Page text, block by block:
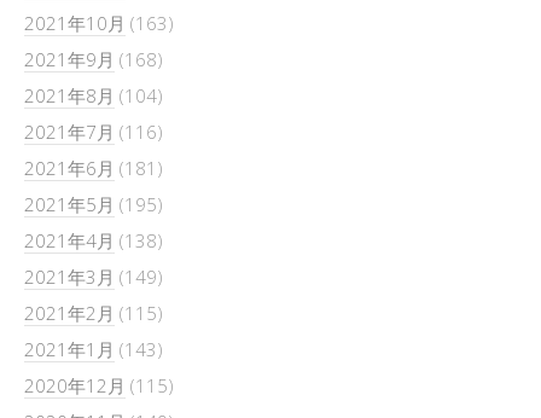
2021年10月 (163)
2021年9月 (168)
2021年8月 (104)
2021年7月 (116)
2021年6月 (181)
2021年5月 (195)
2021年4月 (138)
2021年3月 (149)
2021年2月 (115)
2021年1月 (143)
2020年12月 (115)